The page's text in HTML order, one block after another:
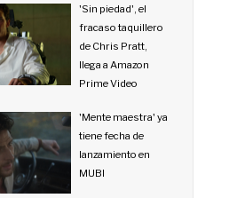
'Sin piedad', el
fracaso taquillero
de Chris Pratt,
llega a Amazon
Prime Video
'Mente maestra' ya
tiene fecha de
lanzamiento en
MUBI